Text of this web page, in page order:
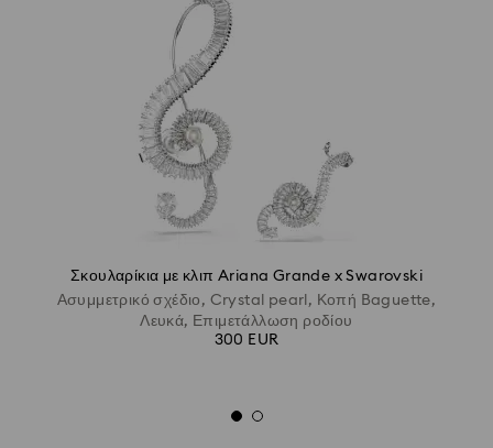
Σκουλαρίκια με κλιπ Ariana Grande x Swarovski
Ασυμμετρικό σχέδιο, Crystal pearl, Κοπή Baguette,
Λευκά, Επιμετάλλωση ροδίου
300 EUR